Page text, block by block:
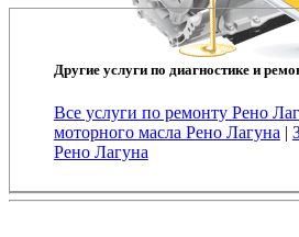
Другие услуги по диагностике и
Все услуги по ремонту Рено
моторного масла Рено Лагуна |
Рено Лагуна